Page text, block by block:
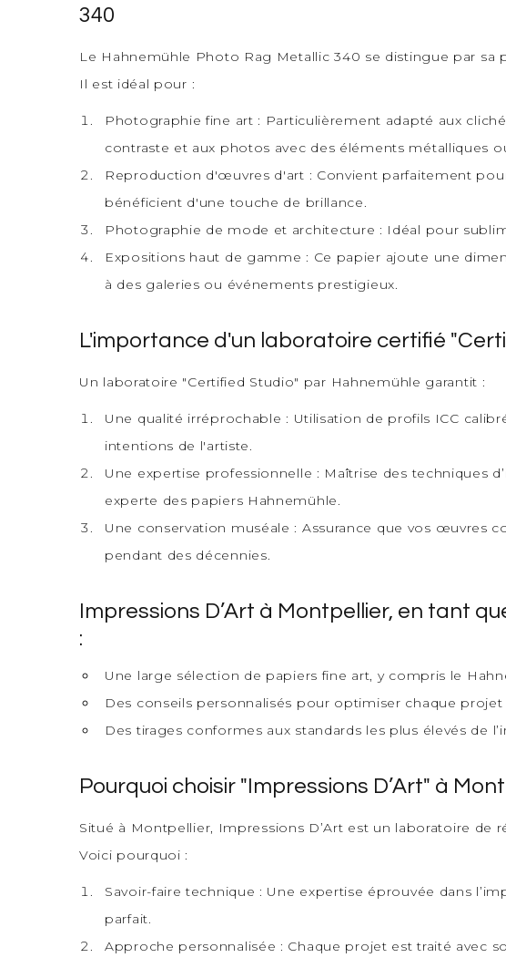
340
Le Hahnemühle Photo Rag Metallic 340 se distingue par sa
Il est idéal pour :
Photographie fine art : Particulièrement adapté aux
contraste et aux photos avec des éléments métalliques
Reproduction d'œuvres d'art : Convient parfaitement
bénéficient d'une touche de brillance.
Photographie de mode et architecture : Idéal pour
Expositions haut de gamme : Ce papier ajoute une
à des galeries ou événements prestigieux.
L'importance d'un laboratoire certifié
Un laboratoire "Certified Studio" par Hahnemühle garantit :
Une qualité irréprochable : Utilisation de profils ICC
intentions de l'artiste.
Une expertise professionnelle : Maîtrise des techniques
experte des papiers Hahnemühle.
Une conservation muséale : Assurance que vos œuvres
pendant des décennies.
Impressions D’Art à Montpellier, en tant
:
Une large sélection de papiers fine art, y compris le
Des conseils personnalisés pour optimiser chaque projet
Des tirages conformes aux standards les plus élevés de
Pourquoi choisir "Impressions D’Art" à
Situé à Montpellier, Impressions D’Art est un laboratoire de
Voici pourquoi :
Savoir-faire technique : Une expertise éprouvée dans
parfait.
Approche personnalisée : Chaque projet est traité avec